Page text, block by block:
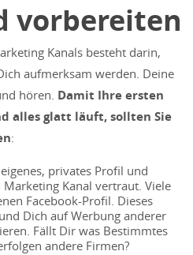
vorbereiten
Kanals besteht darin,
aufmerksam werden. Deine
hören. Damit Ihre ersten
alles glatt läuft, sollten Sie
:
privates Profil und
Kanal vertraut. Viele
Facebook-Profil. Dieses
Dich auf Werbung anderer
Fällt Dir was Bestimmtes
andere Firmen?